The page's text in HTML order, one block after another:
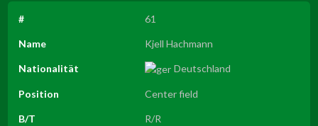
# 61
Name Kjell Hachmann
Nationalität Deutschland
Position Center field
B/T R/R